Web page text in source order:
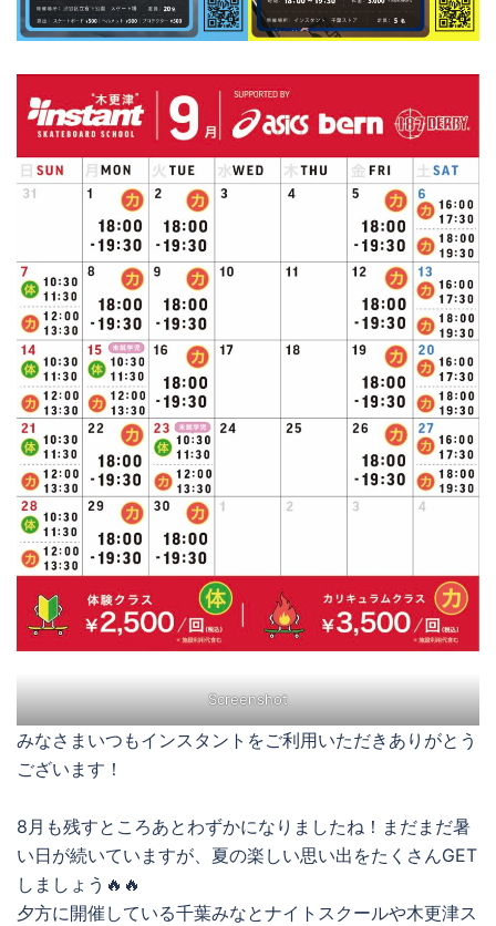
Screenshot
みなさまいつもインスタントをご利用いただきありがとう
ございます！
8月も残すところあとわずかになりましたね！まだまだ暑
い日が続いていますが、夏の楽しい思い出をたくさんGET
しましょう🔥🔥
夕方に開催している千葉みなとナイトスクールや木更津ス